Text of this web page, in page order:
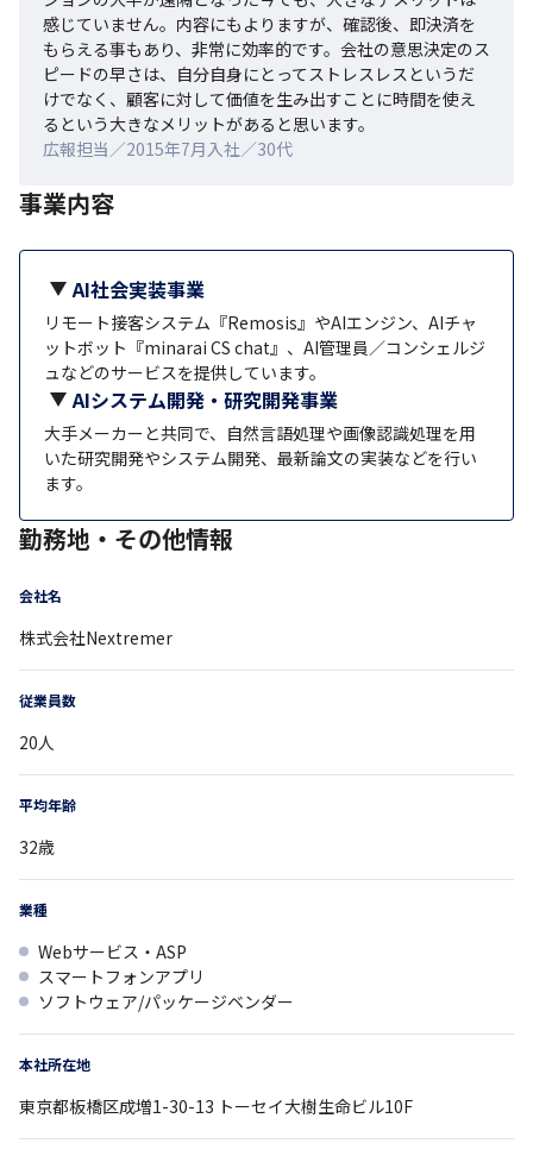
感じていません。内容にもよりますが、確認後、即決済を
もらえる事もあり、非常に効率的です。会社の意思決定のス
ピードの早さは、自分自身にとってストレスレスというだ
けでなく、顧客に対して価値を生み出すことに時間を使え
るという大きなメリットがあると思います。
広報担当／2015年7月入社／30代
事業内容
AI社会実装事業
リモート接客システム『Remosis』やAIエンジン、AIチャ
ットボット『minarai CS chat』、AI管理員／コンシェルジ
ュなどのサービスを提供しています。
AIシステム開発・研究開発事業
大手メーカーと共同で、自然言語処理や画像認識処理を用
いた研究開発やシステム開発、最新論文の実装などを行い
ます。
勤務地・その他情報
会社名
株式会社Nextremer
従業員数
20人
平均年齢
32歳
業種
Webサービス・ASP
スマートフォンアプリ
ソフトウェア/パッケージベンダー
本社所在地
東京都板橋区成増1-30-13 トーセイ大樹生命ビル10F